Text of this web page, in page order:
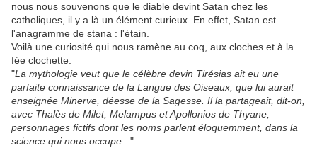
nous nous souvenons que le diable devint Satan chez les
catholiques, il y a là un élément curieux. En effet, Satan est
l'anagramme de stana : l'étain.
Voilà une curiosité qui nous ramène au coq, aux cloches et à la
fée clochette.
"La mythologie veut que le célèbre devin Tirésias ait eu une
parfaite connaissance de la Langue des Oiseaux, que lui aurait
enseignée Minerve, déesse de la Sagesse. Il la partageait, dit-on,
avec Thalès de Milet, Melampus et Apollonios de Thyane,
personnages fictifs dont les noms parlent éloquemment, dans la
science qui nous occupe... "